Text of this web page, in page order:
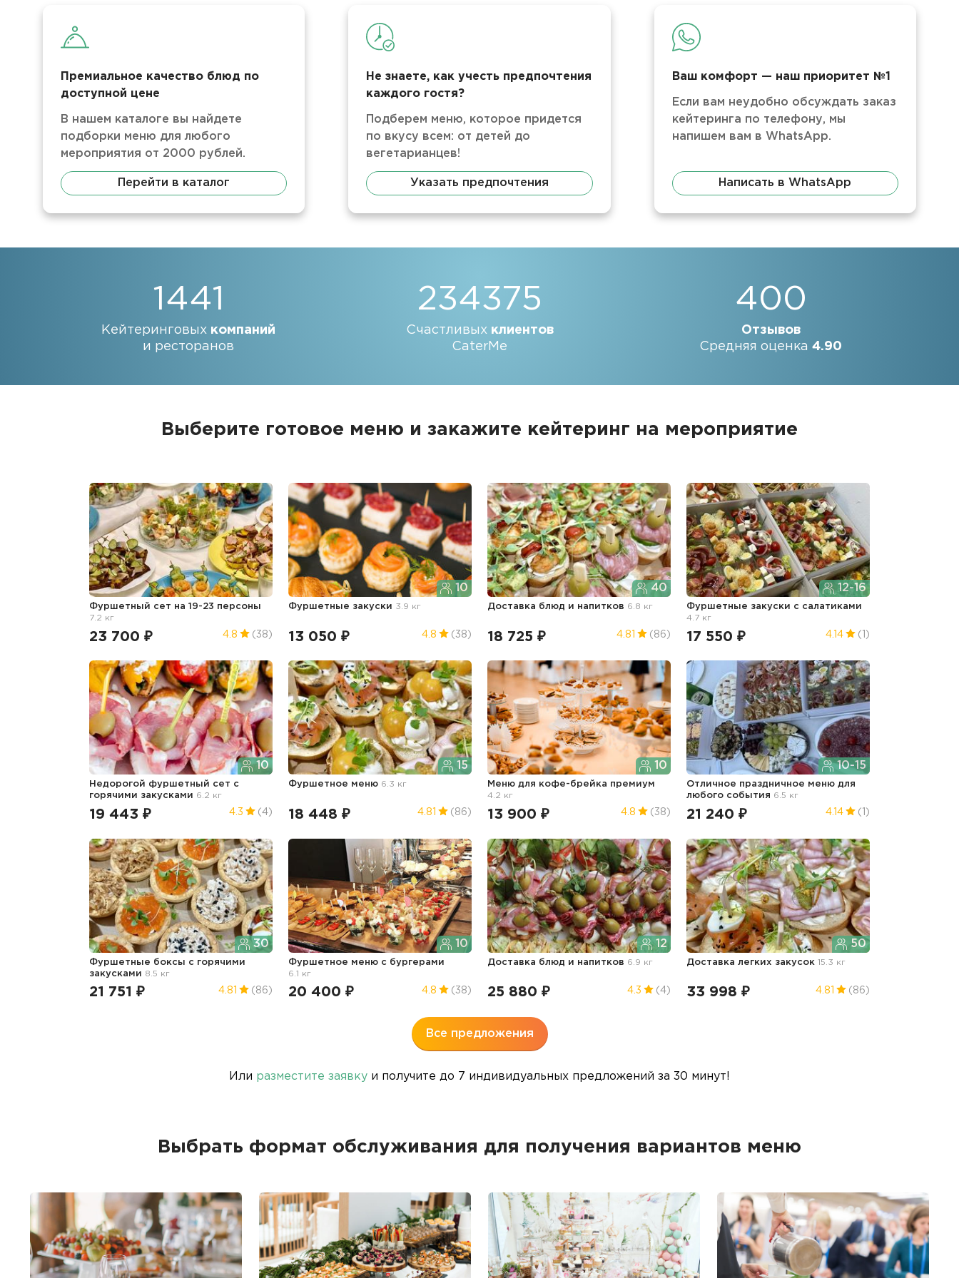
Премиальное качество блюд по
доступной цене
В нашем каталоге вы найдете
подборки меню для любого
мероприятия от 2000 рублей.
Перейти в каталог
Не знаете, как учесть предпочтения
каждого гостя?
Подберем меню, которое придется
по вкусу всем: от детей до
вегетарианцев!
Указать предпочтения
Ваш комфорт — наш приоритет №1
Если вам неудобно обсуждать заказ
кейтеринга по телефону, мы
напишем вам в WhatsApp.
Написать в WhatsApp
1441
Кейтеринговых компаний
и ресторанов
234375
Счастливых клиентов
CaterMe
400
Отзывов
Средняя оценка 4.90
Выберите готовое меню и закажите кейтеринг на мероприятие
Фуршетный сет на 19-23 персоны
7.2 кг
23 700 ₽ 4.8 (38)
10
Фуршетные закуски 3.9 кг
13 050 ₽ 4.8 (38)
40
Доставка блюд и напитков 6.8 кг
18 725 ₽ 4.81 (86)
12-16
Фуршетные закуски с салатиками
4.7 кг
17 550 ₽ 4.14 (1)
10
Недорогой фуршетный сет с
горячими закусками 6.2 кг
19 443 ₽ 4.3 (4)
15
Фуршетное меню 6.3 кг
18 448 ₽ 4.81 (86)
10
Меню для кофе-брейка премиум
4.2 кг
13 900 ₽ 4.8 (38)
10-15
Отличное праздничное меню для
любого события 6.5 кг
21 240 ₽ 4.14 (1)
30
Фуршетные боксы с горячими
закусками 8.5 кг
21 751 ₽ 4.81 (86)
10
Фуршетное меню с бургерами
6.1 кг
20 400 ₽ 4.8 (38)
12
Доставка блюд и напитков 6.9 кг
25 880 ₽ 4.3 (4)
50
Доставка легких закусок15.3 кг
33 998 ₽ 4.81 (86)
Все предложения
Или разместите заявку и получите до 7 индивидуальных предложений за 30 минут!
Выбрать формат обслуживания для получения вариантов меню